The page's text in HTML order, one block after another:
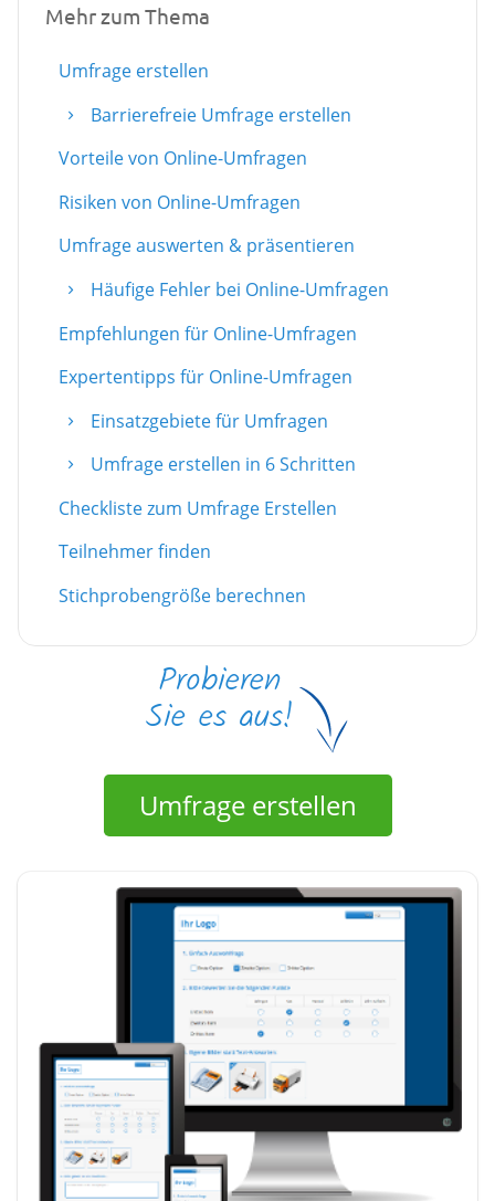
Mehr zum Thema
Umfrage erstellen
Barrierefreie Umfrage erstellen
Vorteile von Online-Umfragen
Risiken von Online-Umfragen
Umfrage auswerten & präsentieren
Häufige Fehler bei Online-Umfragen
Empfehlungen für Online-Umfragen
Expertentipps für Online-Umfragen
Einsatzgebiete für Umfragen
Umfrage erstellen in 6 Schritten
Checkliste zum Umfrage Erstellen
Teilnehmer finden
Stichprobengröße berechnen
Umfrage erstellen